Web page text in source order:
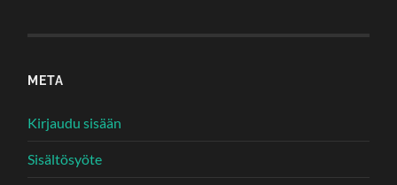
META
Kirjaudu sisään
Sisältösyöte